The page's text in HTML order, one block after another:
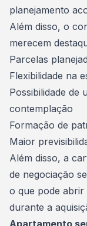
planejamento
Além disso, o
merecem
Parcelas
Flexibilidade na
Possibilidade de
contemplação
Formação de
Maior
Além disso, a
de negociação
o que pode abrir
durante a
Apartamento